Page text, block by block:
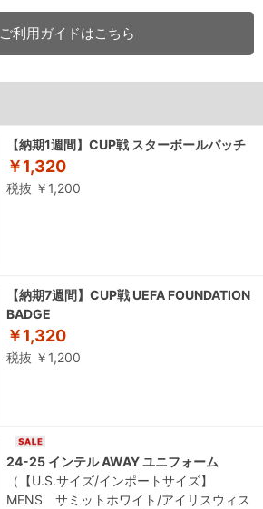
ご利用ガイドはこちら
【納期1週間】CUP戦 スターボールバッチ
￥1,320
税抜 ￥1,200
【納期7週間】CUP戦 UEFA FOUNDATION
BADGE
￥1,320
税抜 ￥1,200
24-25 インテル AWAY ユニフォーム
（【U.S.サイズ/インポートサイズ】
MENS サミットホワイト/アイリスウィス